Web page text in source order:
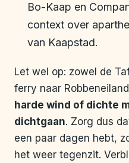
Bo-Kaap en
context over
van Kaapstad.
Let wel op: zowel de
ferry naar
harde wind of dichte
dichtgaan. Zorg dus
een paar dagen hebt,
het weer tegenzit.